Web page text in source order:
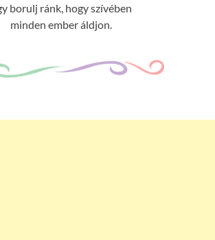
borulj ránk, hogy szívében
minden ember áldjon.